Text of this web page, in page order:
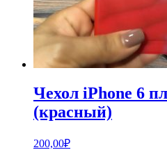
Чехол iPhone 6
(красный)
200,00₽